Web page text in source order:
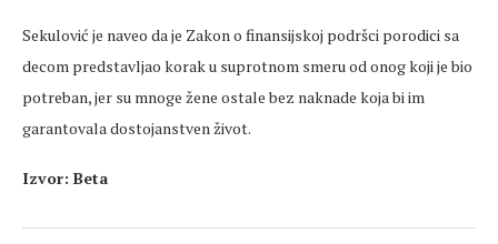
Sekulović je naveo da je Zakon o finansijskoj podršci porodici sa
decom predstavljao korak u suprotnom smeru od onog koji je bio
potreban, jer su mnoge žene ostale bez naknade koja bi im
garantovala dostojanstven život.
Izvor: Beta